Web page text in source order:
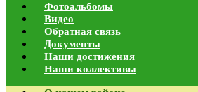
Фотоальбомы
Видео
Обратная связь
Документы
Наши достижения
Наши коллективы